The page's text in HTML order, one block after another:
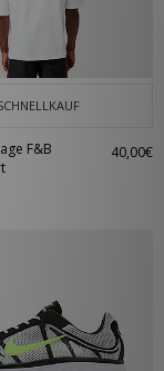
F&B
40,00€